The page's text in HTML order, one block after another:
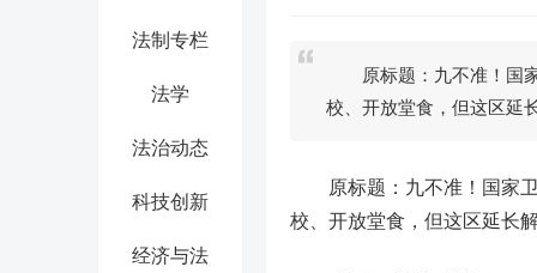
法制专栏
法学
法治动态
科技创新
经济与法
原标题：九不准！国家
校、开放堂食，但这区延
原标题：九不准！国家卫
校、开放堂食，但这区延长